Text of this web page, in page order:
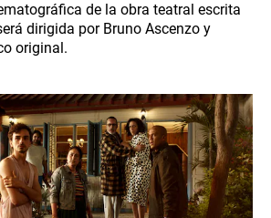
de la obra teatral escrita
dirigida por Bruno Ascenzo y
original.